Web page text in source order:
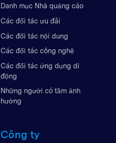
Danh mục Nhà quảng cáo
Các đối tác ưu đãi
Các đối tác nội dung
Các đối tác công nghệ
Các đối tác ứng dụng di
động
Những người có tầm ảnh
hưởng
Công ty